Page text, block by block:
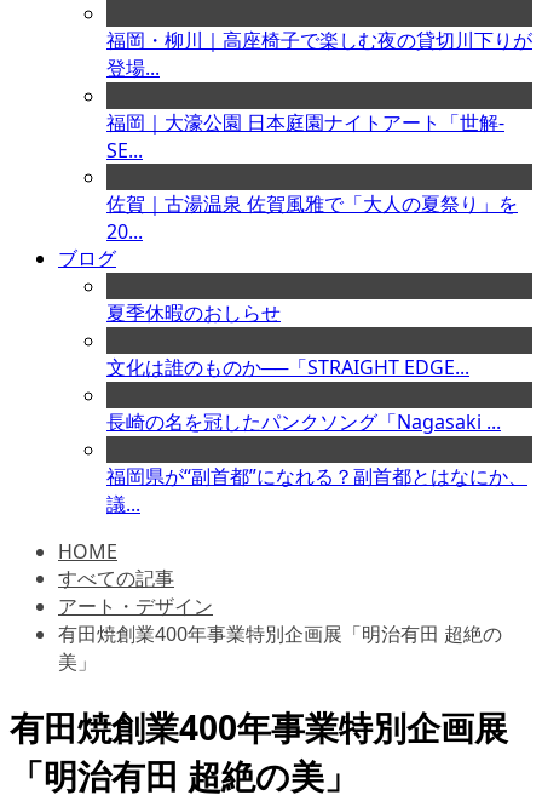
福岡・柳川｜高座椅子で楽しむ夜の貸切川下りが
登場...
福岡｜大濠公園 日本庭園ナイトアート「世解-
SE...
佐賀｜古湯温泉 佐賀風雅で「大人の夏祭り」を
20...
ブログ
夏季休暇のおしらせ
文化は誰のものか──「STRAIGHT EDGE...
長崎の名を冠したパンクソング「Nagasaki ...
福岡県が“副首都”になれる？副首都とはなにか、
議...
HOME
すべての記事
アート・デザイン
有田焼創業400年事業特別企画展「明治有田 超絶の
美」
有田焼創業400年事業特別企画展
「明治有田 超絶の美」